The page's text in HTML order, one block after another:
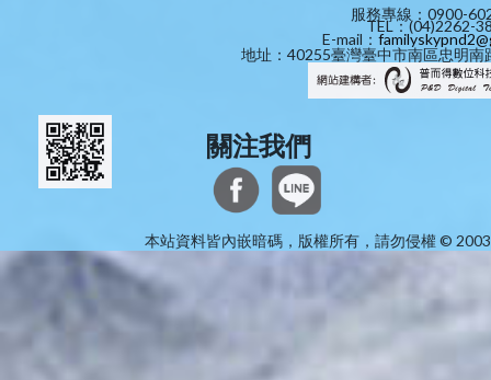
服務專線：0900-
TEL：(04)2262-
E-mail：
地址：40255臺灣臺中市南區忠明
關注我們
本站資料皆內嵌暗碼，版權所有，請勿侵權 ©